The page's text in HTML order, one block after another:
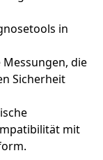
in
die
Sicherheit
mit